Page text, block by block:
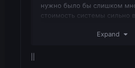
нужно было бы слишком
стоимость системы сильно
управление трубами
Expand